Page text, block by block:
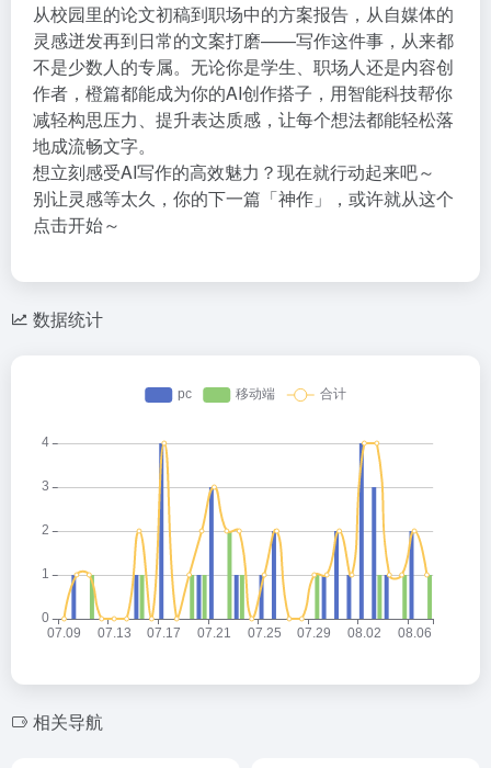
从校园里的论文初稿到职场中的方案报告，从自媒体的
灵感迸发再到日常的文案打磨——写作这件事，从来都
不是少数人的专属。无论你是学生、职场人还是内容创
作者，橙篇都能成为你的AI创作搭子，用智能科技帮你
减轻构思压力、提升表达质感，让每个想法都能轻松落
地成流畅文字。
想立刻感受AI写作的高效魅力？现在就行动起来吧～
别让灵感等太久，你的下一篇「神作」，或许就从这个
点击开始～
数据统计
相关导航